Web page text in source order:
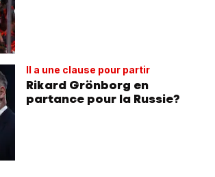
Il a une clause pour partir
Rikard Grönborg en
partance pour la Russie?